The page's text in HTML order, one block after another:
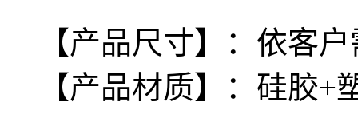
【产品尺寸】：依客
【产品材质】：硅胶